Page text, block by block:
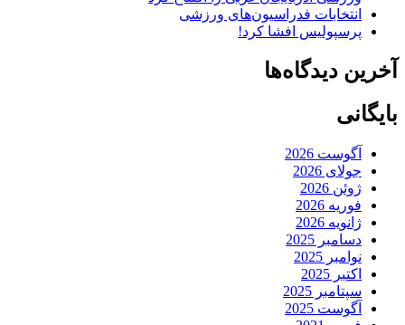
انتخابات فدراسیون‌های ورزشی
پرسپولیس افشا کرد!
آخرین دیدگاه‌ها
بایگانی
آگوست 2026
جولای 2026
ژوئن 2026
فوریه 2026
ژانویه 2026
دسامبر 2025
نوامبر 2025
اکتبر 2025
سپتامبر 2025
آگوست 2025